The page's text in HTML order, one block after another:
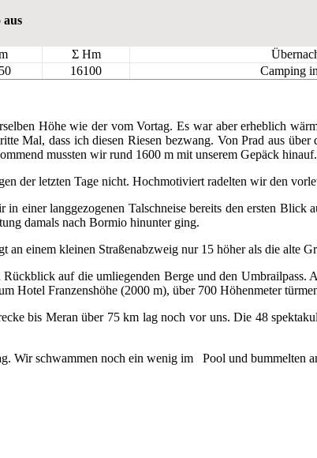
aus
Σ Hm
16100 Camping
Höhe wie der vom Vortag. Es war aber erheblich
Mal, dass ich diesen Riesen bezwang. Von Prad aus
mussten wir rund 1600 m mit unserem Gepäck hinauf.
der letzten Tage nicht. Hochmotiviert radelten wir den
einer langgezogenen Talschneise bereits den ersten
damals nach Bormio hinunter ging.
einem kleinen Straßenabzweig nur 15 höher als die alte
auf die umliegenden Berge und den Umbrailpass.
Hotel Franzenshöhe (2000 m), über 700 Höhenmeter
bis Meran über 75 km lag noch vor uns. Die 48
Wir schwammen noch ein wenig im Pool und bummelten